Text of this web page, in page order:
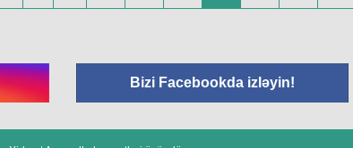
Bizi Facebookda izləyin!